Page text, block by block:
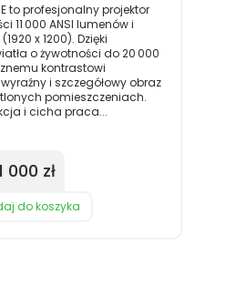
to profesjonalny projektor
11 000 ANSI lumenów i
x 1200). Dzięki
o żywotności do 20 000
kontrastowi
i szczegółowy obraz
pomieszczeniach.
i cicha praca...
000 zł
do koszyka